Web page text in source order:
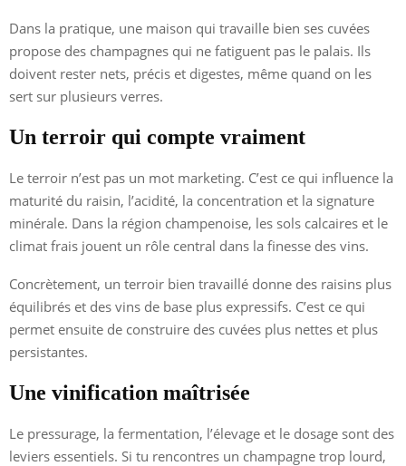
Dans la pratique, une maison qui travaille bien ses cuvées
propose des champagnes qui ne fatiguent pas le palais. Ils
doivent rester nets, précis et digestes, même quand on les
sert sur plusieurs verres.
Un terroir qui compte vraiment
Le terroir n’est pas un mot marketing. C’est ce qui influence la
maturité du raisin, l’acidité, la concentration et la signature
minérale. Dans la région champenoise, les sols calcaires et le
climat frais jouent un rôle central dans la finesse des vins.
Concrètement, un terroir bien travaillé donne des raisins plus
équilibrés et des vins de base plus expressifs. C’est ce qui
permet ensuite de construire des cuvées plus nettes et plus
persistantes.
Une vinification maîtrisée
Le pressurage, la fermentation, l’élevage et le dosage sont des
leviers essentiels. Si tu rencontres un champagne trop lourd,